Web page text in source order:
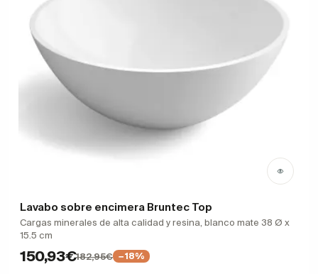
Lavabo sobre encimera Bruntec Top
Cargas minerales de alta calidad y resina, blanco mate 38 Ø x
15.5 cm
150,93€182,95€ −18%